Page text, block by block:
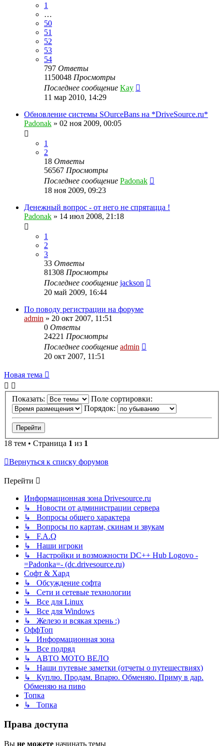
1
…
50
51
52
53
54
797 Ответы
1150048 Просмотры
Последнее сообщение Kay
11 мар 2010, 14:29
Обновление системы SOurceBans на *DriveSource.ru*
Padonak » 02 ноя 2009, 00:05
1
2
18 Ответы
56567 Просмотры
Последнее сообщение Padonak
18 ноя 2009, 09:23
Денежный вопрос - от него не спрятацца !
Padonak » 14 июл 2008, 21:18
1
2
3
33 Ответы
81308 Просмотры
Последнее сообщение jackson
20 май 2009, 16:44
По поводу регистрации на форуме
admin » 20 окт 2007, 11:51
0 Ответы
24221 Просмотры
Последнее сообщение admin
20 окт 2007, 11:51
Новая тема
Показать:
Поле сортировки:
Порядок:
18 тем • Страница 1 из 1
Вернуться к списку форумов
Перейти
Информационная зона Drivesource.ru
↳ Новости от администрации сервера
↳ Вопросы общего характера
↳ Вопросы по картам, скинам и звукам
↳ F.A.Q
↳ Наши игроки
↳ Настройки и возможности DC++ Hub Logovo -
=Padonka=- (dc.drivesource.ru)
Софт & Хард
↳ Обсуждение софта
↳ Сети и сетевые технологии
↳ Все для Linux
↳ Все для Windows
↳ Железо и всякая хрень :)
ОффТоп
↳ Информационная зона
↳ Все подряд
↳ АВТО МОТО ВЕЛО
↳ Наши путевые заметки (отчеты о путешествиях)
↳ Куплю. Продам. Впарю. Обменяю. Приму в дар.
Обменяю на пиво
Топка
↳ Топка
Права доступа
Вы не можете начинать темы